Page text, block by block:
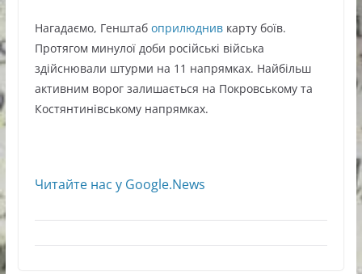
Нагадаємо, Генштаб оприлюднивкарту боїв.
Протягом минулої доби російські війська
здійснювали штурми на 11 напрямках. Найбільш
активним ворог залишається на Покровському та
Костянтинівському напрямках.
Читайте нас у Google.News